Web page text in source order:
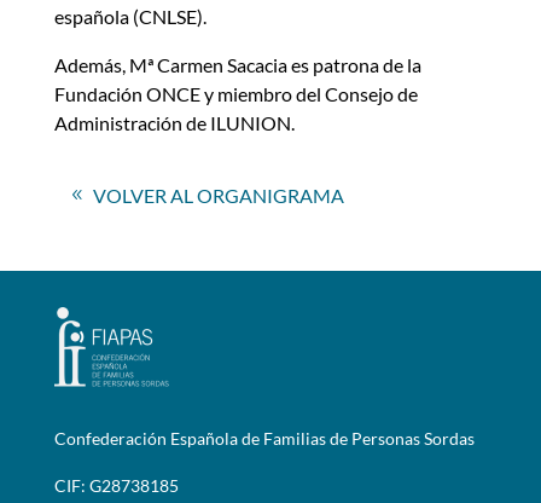
española (CNLSE).
Además, Mª Carmen Sacacia es patrona de la
Fundación ONCE y miembro del Consejo de
Administración de ILUNION.
VOLVER AL ORGANIGRAMA
Confederación Española de Familias de Personas Sordas
CIF: G28738185